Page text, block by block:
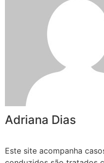
Adriana Dias
Este site acompanha